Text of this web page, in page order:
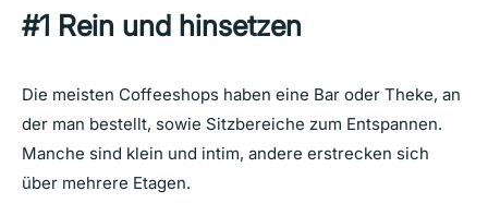
#1 Rein und hinsetzen
Die meisten Coffeeshops haben eine Bar oder Theke, an
der man bestellt, sowie Sitzbereiche zum Entspannen.
Manche sind klein und intim, andere erstrecken sich
über mehrere Etagen.